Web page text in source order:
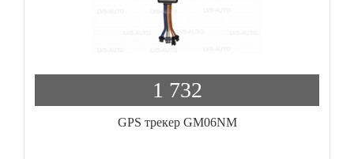
1 732
GPS трекер GM06NM